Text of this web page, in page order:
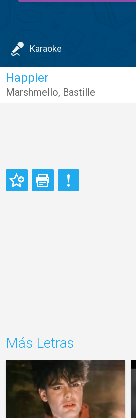
Karaoke
Happier
Marshmello, Bastille
Más Letras